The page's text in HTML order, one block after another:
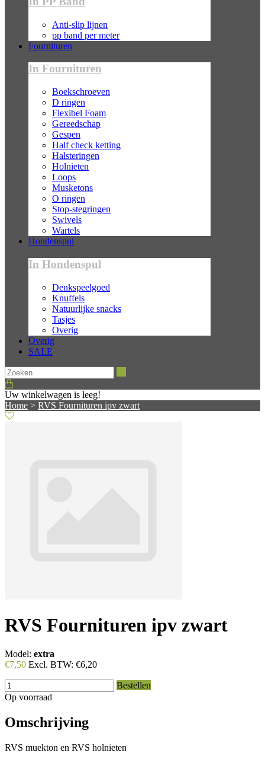
Anti-slip lijnen
pp band per meter
Fournituren
In Fournituren
Boekschroeven
D ringen
Flexibel Foam
Gereedschap
Gespen
Half check ketting
Halsteringen
Holnieten
Loops
Musketons
O ringen
Stop-stegringen
Swivels
Wartels
Hondenspul
In Hondenspul
Denkspeelgoed
Knuffels
Natuurlijke snacks
Tasjes
Overig
Overig
SALE
Uw winkelwagen is leeg!
Home > RVS Fournituren ipv zwart
RVS Fournituren ipv zwart
Model: extra
€7,50 Excl. BTW: €6,20
Bestellen
Op voorraad
Omschrijving
RVS muekton en RVS holnieten